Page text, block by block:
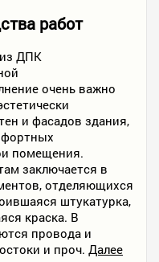
работ
ДПК
очень важно
и фасадов здания,
помещения.
заключается в
отделяющихся
штукатурка,
краска. В
провода и
и проч. Далее